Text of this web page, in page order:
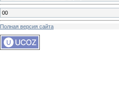
00
Полная версия сайта